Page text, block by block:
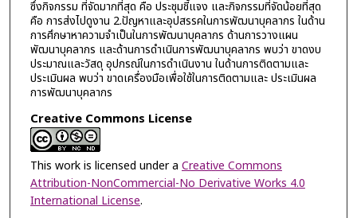
ซึ่งกิจกรรม ที่จัดมากที่สุด คือ ประชุมชี้แจง และกิจกรรมที่จัดน้อยที่สุด
คือ การส่งไปดูงาน 2.ปัญหาและอุปสรรคในการพัฒนาบุคลากร ในด้าน
การศึกษาหาความจำเป็นในการพัฒนาบุคลากร ด้านการวางแผน
พัฒนาบุคลากร และด้านการดำเนินการพัฒนาบุคลากร พบว่า ขาดงบ
ประมาณและวัสดุ อุปกรณ์ในการดำเนินงาน ในด้านการติดตามและ
ประเมินผล พบว่า ขาดเครื่องมือเพื่อใช้ในการติดตามและ ประเมินผล
การพัฒนาบุคลากร
Creative Commons License
This work is licensed under a Creative Commons
Attribution-NonCommercial-No Derivative Works 4.0
International License.